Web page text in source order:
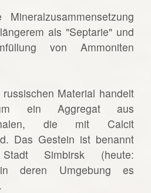
als "Septarie" und
von Ammoniten
Material handelt
ein Aggregat aus
die mit Calcit
Das Gestein ist benannt
Simbirsk (heute:
deren Umgebung es